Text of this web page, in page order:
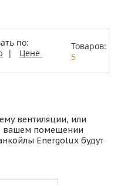
по:
| Цене
Товаров:
5
вентиляции, или
в вашем помещении
Energolux будут